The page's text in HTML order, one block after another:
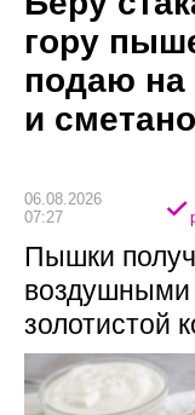
гору
подаю на
и
06.08.2026
07:27
Пышки
воздушными
золотистой